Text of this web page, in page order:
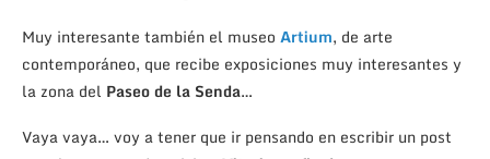
Muy interesante también el museo Artium, de arte
contemporáneo, que recibe exposiciones muy interesantes y
la zona del Paseo de la Senda…
Vaya vaya… voy a tener que ir pensando en escribir un post